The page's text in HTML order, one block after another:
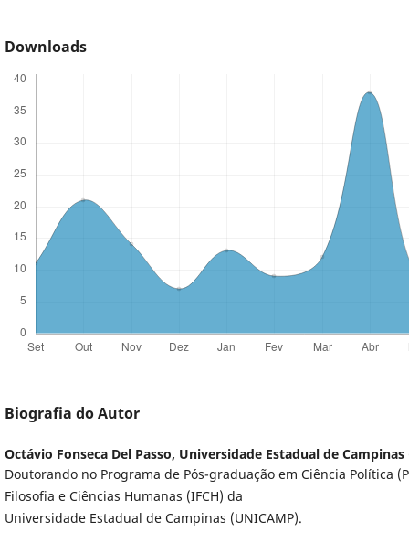
Downloads
Biografia do Autor
Octávio Fonseca Del Passo, Universidade Estadual de Campinas
Doutorando no Programa de Pós-graduação em Ciência Política
Filosofia e Ciências Humanas (IFCH) da
Universidade Estadual de Campinas (UNICAMP).